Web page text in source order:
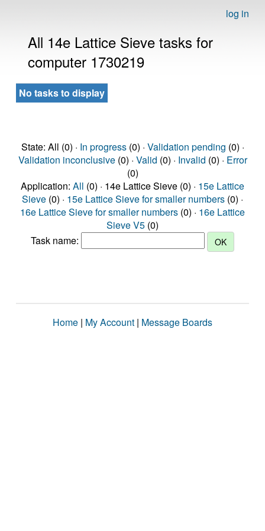
log in
All 14e Lattice Sieve tasks for
computer 1730219
No tasks to display
State: All (0) · In progress(0) · Validation pending (0) ·
Validation inconclusive(0) · Valid (0) · Invalid (0) · Error
(0)
Application: All (0) · 14e Lattice Sieve (0) · 15e Lattice
Sieve (0) · 15e Lattice Sieve for smaller numbers (0) ·
16e Lattice Sieve for smaller numbers (0) · 16e Lattice
Sieve V5 (0)
Task name:
Home | My Account | Message Boards